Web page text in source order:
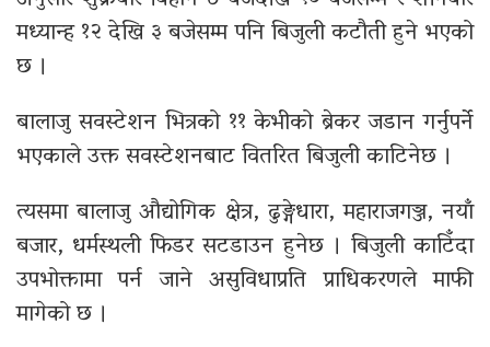
मध्यान्ह १२ देखि ३ बजेसम्म पनि बिजुली कटौती हुने भएको
छ ।
बालाजु सवस्टेशन भित्रको ११ केभीको ब्रेकर जडान गर्नुपर्ने
भएकाले उक्त सवस्टेशनबाट वितरित बिजुली काटिनेछ ।
त्यसमा बालाजु औद्योगिक क्षेत्र, ढुङ्गेधारा, महाराजगञ्ज, नयाँ
बजार, धर्मस्थली फिडर सटडाउन हुनेछ । बिजुली काटिँदा
उपभोक्तामा पर्न जाने असुविधाप्रति प्राधिकरणले माफी
मागेको छ ।